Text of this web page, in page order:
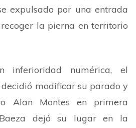
expulsado por una entrada
la pierna en territorio
inferioridad numérica, el
modificar su parado y
Alan Montes en primera
dejó su lugar en la